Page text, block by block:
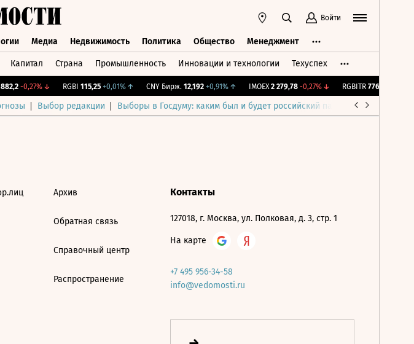
Войти
Медиа Недвижимость Политика Общество Менеджмент
Капитал Страна Промышленность Инновации и технологии Техуспех
-0,27%↓ RGBI 115,25 +0,01%↑ CNY Бирж. 12,192 +0,91%↑ IMOEX 2 279,78 -0,27%↓ RGBITR 776 +0,04%
Выбор редакции Выборы в Госдуму: каким был и будет российский парламент
Архив
Обратная связь
Справочный центр
Распространение
Контакты
127018, г. Москва, ул. Полковая, д. 3, стр. 1
На карте
+7 495 956-34-58
info@vedomosti.ru